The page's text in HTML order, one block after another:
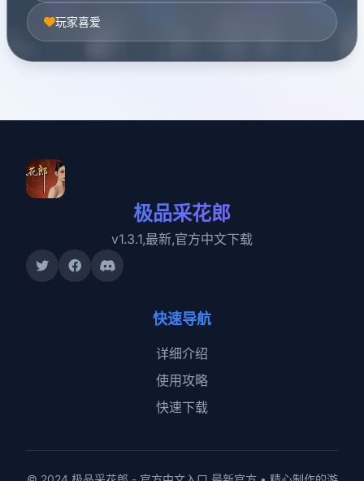
玩家喜爱
极品采花郎
v1.3.1,最新,官方中文下载
快速导航
详细介绍
使用攻略
快速下载